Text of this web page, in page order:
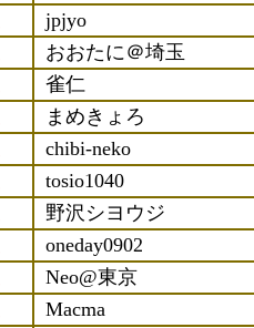
jpjyo
おおたに＠埼玉
雀仁
まめきょろ
chibi-neko
tosio1040
野沢シヨウジ
oneday0902
Neo@東京
Macma